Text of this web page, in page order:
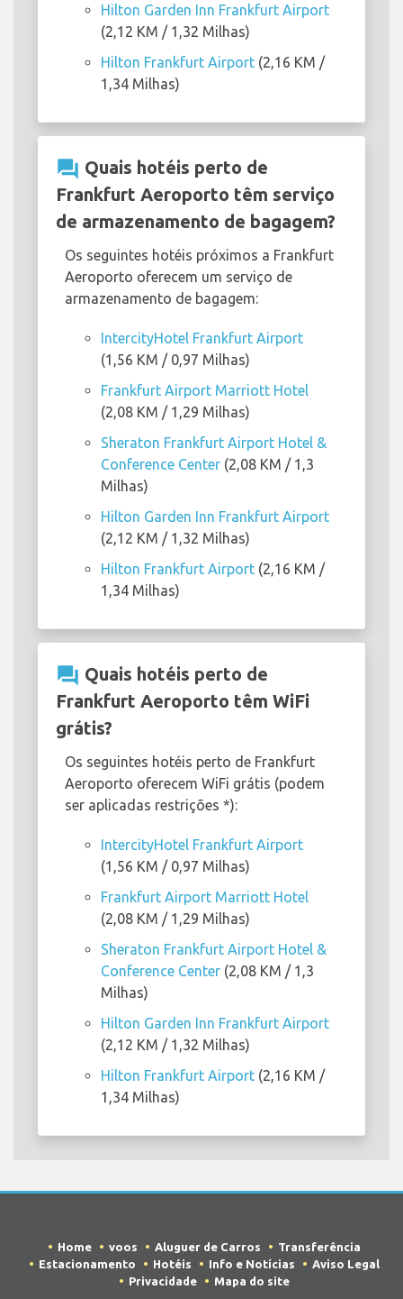
Hilton Garden Inn Frankfurt Airport
(2,12 KM / 1,32 Milhas)
Hilton Frankfurt Airport (2,16 KM /
1,34 Milhas)
question_answer Quais hotéis perto de
Frankfurt Aeroporto têm serviço
de armazenamento de bagagem?
Os seguintes hotéis próximos a Frankfurt
Aeroporto oferecem um serviço de
armazenamento de bagagem:
IntercityHotel Frankfurt Airport
(1,56 KM / 0,97 Milhas)
Frankfurt Airport Marriott Hotel
(2,08 KM / 1,29 Milhas)
Sheraton Frankfurt Airport Hotel &
Conference Center (2,08 KM / 1,3
Milhas)
Hilton Garden Inn Frankfurt Airport
(2,12 KM / 1,32 Milhas)
Hilton Frankfurt Airport (2,16 KM /
1,34 Milhas)
question_answer Quais hotéis perto de
Frankfurt Aeroporto têm WiFi
grátis?
Os seguintes hotéis perto de Frankfurt
Aeroporto oferecem WiFi grátis (podem
ser aplicadas restrições *):
IntercityHotel Frankfurt Airport
(1,56 KM / 0,97 Milhas)
Frankfurt Airport Marriott Hotel
(2,08 KM / 1,29 Milhas)
Sheraton Frankfurt Airport Hotel &
Conference Center (2,08 KM / 1,3
Milhas)
Hilton Garden Inn Frankfurt Airport
(2,12 KM / 1,32 Milhas)
Hilton Frankfurt Airport (2,16 KM /
1,34 Milhas)
Home voos Aluguer de Carros
Transferência
Estacionamento
Hotéis Info e Notícias
Aviso Legal
Privacidade
Mapa do site